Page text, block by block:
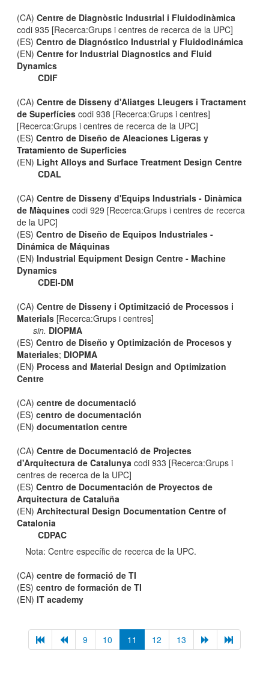
(CA)Centre de Diagnòstic Industrial i Fluidodinàmica
codi 935 [Recerca:Grups i centres de recerca de la UPC]
(ES)Centro de Diagnóstico Industrial y Fluidodinámica
(EN)Centre for Industrial Diagnostics and Fluid
Dynamics
CDIF
(CA)Centre de Disseny d'Aliatges Lleugers i Tractament
de Superfícies codi 938 [Recerca:Grups i centres]
[Recerca:Grups i centres de recerca de la UPC]
(ES)Centro de Diseño de Aleaciones Ligeras y
Tratamiento de Superficies
(EN) Light Alloys and Surface Treatment Design Centre
CDAL
(CA)Centre de Disseny d'Equips Industrials - Dinàmica
de Màquines codi 929 [Recerca:Grups i centres de recerca
de la UPC]
(ES)Centro de Diseño de Equipos Industriales -
Dinámica de Máquinas
(EN)Industrial Equipment Design Centre - Machine
Dynamics
CDEI-DM
(CA)Centre de Disseny i Optimització de Processos i
Materials [Recerca:Grups i centres]
sin. DIOPMA
(ES)Centro de Diseño y Optimización de Procesos y
Materiales; DIOPMA
(EN) Process and Material Design and Optimization
Centre
(CA)centre de documentació
(ES)centro de documentación
(EN)documentation centre
(CA)Centre de Documentació de Projectes
d'Arquitectura de Catalunya codi 933 [Recerca:Grups i
centres de recerca de la UPC]
(ES)Centro de Documentación de Proyectos de
Arquitectura de Cataluña
(EN)Architectural Design Documentation Centre of
Catalonia
CDPAC
Nota: Centre específic de recerca de la UPC.
(CA)centre de formació de TI
(ES)centro de formación de TI
(EN)IT academy
9 10 11 12 13